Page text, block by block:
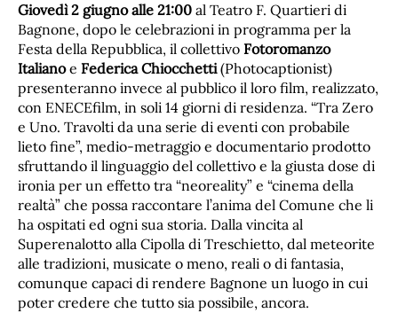
Giovedì 2 giugno alle 21:00 al Teatro F. Quartieri di
Bagnone, dopo le celebrazioni in programma per la
Festa della Repubblica, il collettivo Fotoromanzo
Italianoe Federica Chiocchetti(Photocaptionist)
presenteranno invece al pubblico il loro film, realizzato,
con ENECEfilm, in soli 14 giorni di residenza. “Tra Zero
e Uno. Travolti da una serie di eventi con probabile
lieto fine”, medio-metraggio e documentario prodotto
sfruttando il linguaggio del collettivo e la giusta dose di
ironia per un effetto tra “neoreality” e “cinema della
realtà” che possa raccontare l’anima del Comune che li
ha ospitati ed ogni sua storia. Dalla vincita al
Superenalotto alla Cipolla di Treschietto, dal meteorite
alle tradizioni, musicate o meno, reali o di fantasia,
comunque capaci di rendere Bagnone un luogo in cui
poter credere che tutto sia possibile, ancora.